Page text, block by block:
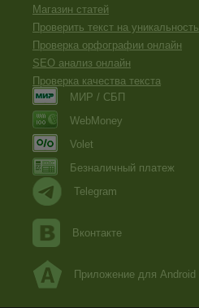
Магазин статей
Проверить текст на уникальность
Проверка орфографии онлайн
SEO анализ онлайн
Проверка качества текста
МИР / СБП
WebMoney
Volet
Безналичный платеж
Telegram
Вконтакте
Приложение для Android